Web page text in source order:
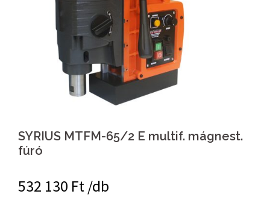
SYRIUS MTFM-65/2 E multif. mágnest.
fúró
532 130 Ft /db